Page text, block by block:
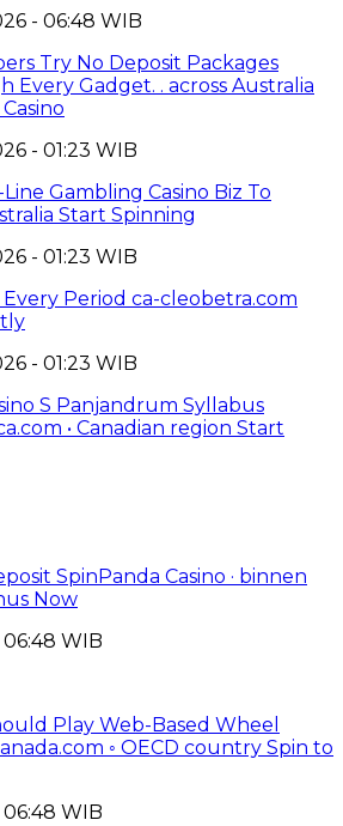
- 06:48 WIB
Try No Deposit Packages
Every Gadget. . across Australia
- 01:23 WIB
Gambling Casino Biz To
Start Spinning
- 01:23 WIB
Period ca-cleobetra.com
- 01:23 WIB
S Panjandrum Syllabus
• Canadian region Start
SpinPanda Casino · binnen
Now
WIB
Play Web-Based Wheel
◦ OECD country Spin to
WIB